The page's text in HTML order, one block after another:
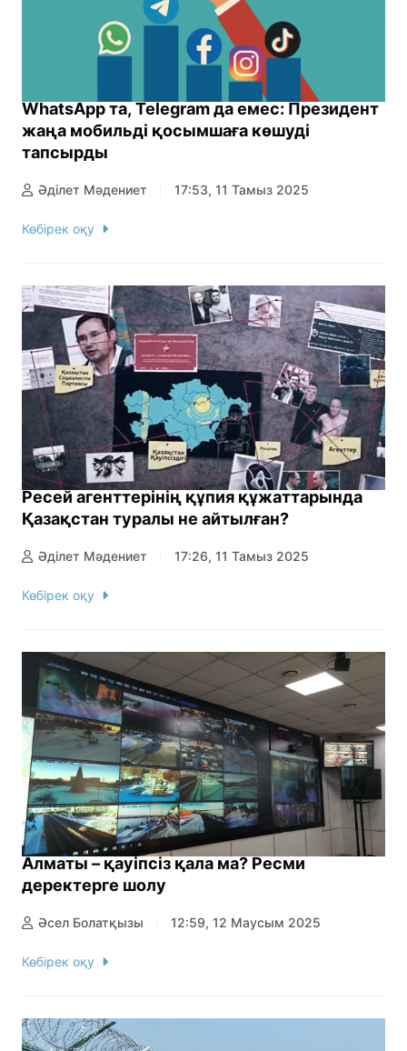
WhatsApp та, Telegram да емес: Президент
жаңа мобильді қосымшаға көшуді
тапсырды
Әділет Мәдениет 17:53, 11 Тамыз 2025
Көбірек оқу
Ресей агенттерінің құпия құжаттарында
Қазақстан туралы не айтылған?
Әділет Мәдениет 17:26, 11 Тамыз 2025
Көбірек оқу
Алматы – қауіпсіз қала ма? Ресми
деректерге шолу
Әсел Болатқызы 12:59, 12 Маусым 2025
Көбірек оқу